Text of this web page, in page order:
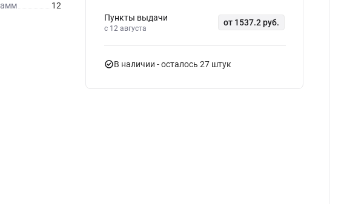
12
Пункты выдачи
c 12 августа
от 1537.2 руб.
В наличии - осталось 27 штук